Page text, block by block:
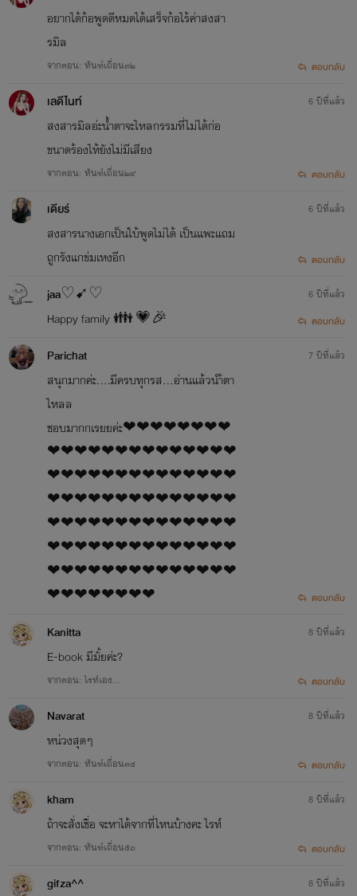
อยากได้ก้อพูดดีหมดได้เสร็จก้อไร้ค่าสงสา
รมิล
จากตอน: ทันฑ์เถื่อน๓๒ ตอบกลับ
เลดีไนท์
สงสารมิลอ่ะน้ำตาจะไหลกรรมที่ไม่ได้ก่อ
ขนาดร้องไห้ยังไม่มีเสียง
จากตอน: ทันฑ์เถื่อน๒๙
6 ปีที่แล้ว
ตอบกลับ
เดียร์
สงสารนางเอกเป็นใบ้พูดไม่ได้ เป็นแพะแถม
ถูกรังแกข่มเหงอีก
6 ปีที่แล้ว
ตอบกลับ
jaa♡➹♡
Happy family 👪 💗🎉
6 ปีที่แล้ว
ตอบกลับ
Parichat
สนุกมากค่ะ....มีครบทุกรส...อ่านแล้วนำ้ตา
ไหลล
ชอบมากกเรยยค่ะ❤❤❤❤❤❤❤❤
❤❤❤❤❤❤❤❤❤❤❤❤❤❤
❤❤❤❤❤❤❤❤❤❤❤❤❤❤
❤❤❤❤❤❤❤❤❤❤❤❤❤❤
❤❤❤❤❤❤❤❤❤❤❤❤❤❤
❤❤❤❤❤❤❤❤❤❤❤❤❤❤
❤❤❤❤❤❤❤❤❤❤❤❤❤❤
❤❤❤❤❤❤❤❤
7 ปีที่แล้ว
ตอบกลับ
Kanitta
E-book มีมั้ยค่ะ?
จากตอน: ไรท์เอง...
8 ปีที่แล้ว
ตอบกลับ
Navarat
หน่วงสุดๆ
จากตอน: ทันฑ์เถื่อน๓๔
8 ปีที่แล้ว
ตอบกลับ
kham
ถ้าจะสั่งเชื่อ จะหาได้จากที่ไหนบ้างคะ ไรท์
จากตอน: ทันฑ์เถื่อน๕๑
8 ปีที่แล้ว
ตอบกลับ
gifza^^
8 ปีที่แล้ว